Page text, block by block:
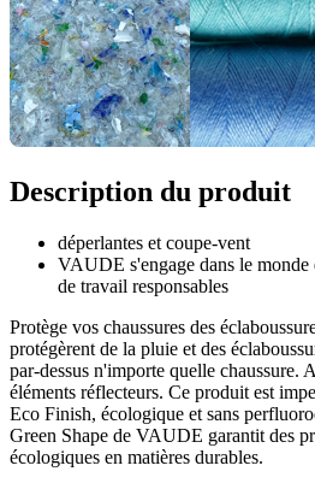
Description du produit
déperlantes et coupe-vent
VAUDE s'engage dans le
de travail responsables
Protège vos chaussures des
protégèrent de la pluie et des
par-dessus n'importe quelle chaussure.
éléments réflecteurs. Ce produit est
Eco Finish, écologique et sans
Green Shape de VAUDE garantit des
écologiques en matières durables.